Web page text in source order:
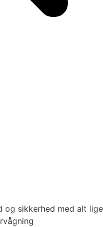
og sikkerhed med alt lige